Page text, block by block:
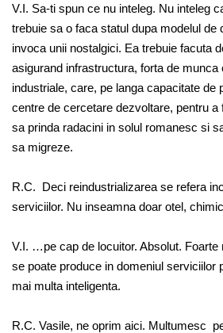
V.I. Sa-ti spun ce nu inteleg. Nu inteleg
trebuie sa o faca statul dupa modelul de
invoca unii nostalgici. Ea trebuie facuta
asigurand infrastructura, forta de munca
industriale, care, pe langa capacitate de
centre de cercetare dezvoltare, pentru
sa prinda radacini in solul romanesc si
sa migreze.
R.C. Deci reindustrializarea se refera
serviciilor. Nu inseamna doar otel,
V.I. …pe cap de locuitor. Absolut. Foarte
se poate produce in domeniul serviciilor
mai multa inteligenta.
R.C. Vasile, ne oprim aici. Multumesc